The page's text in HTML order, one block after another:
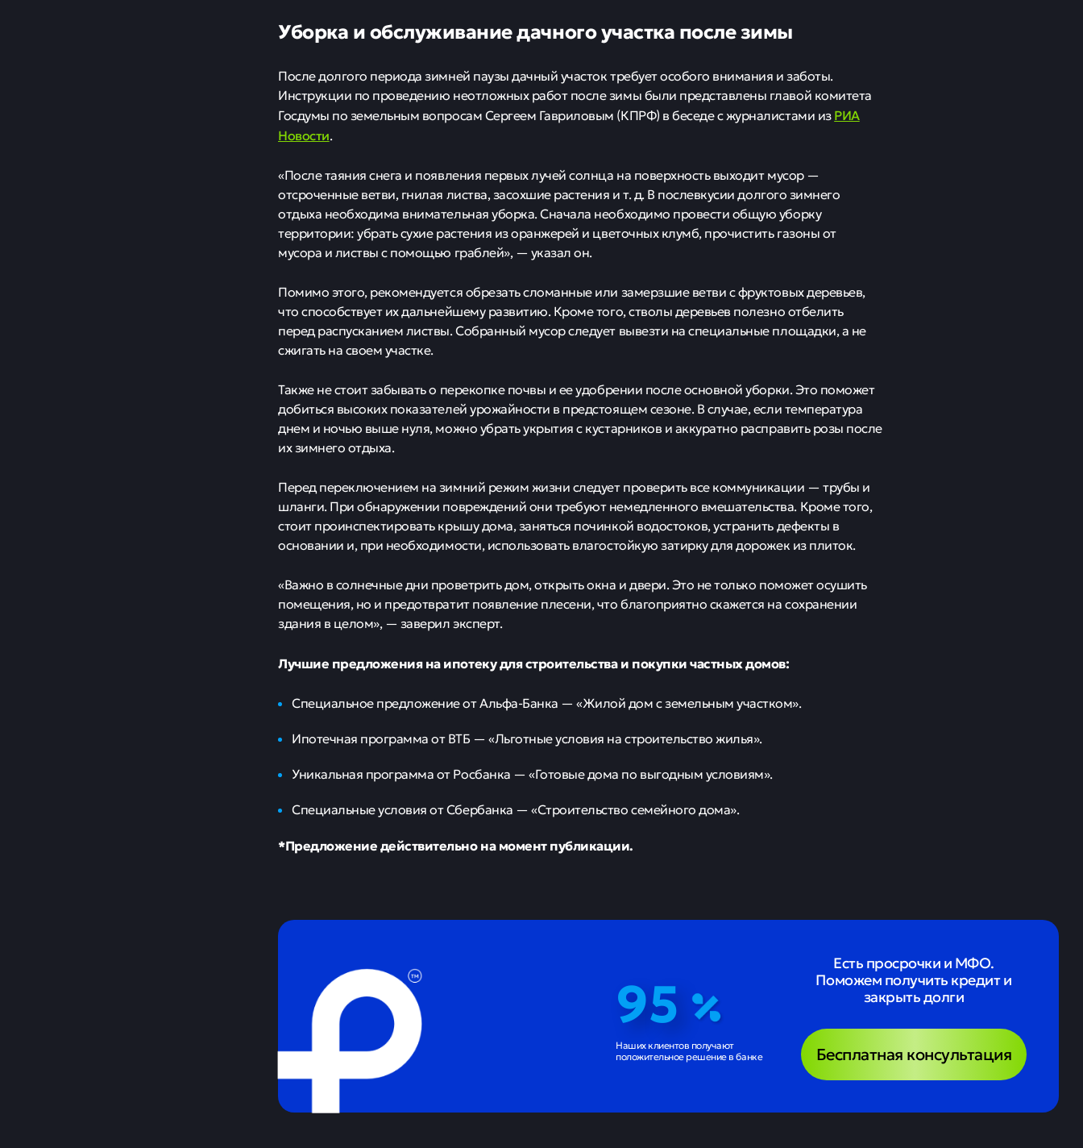
Уборка и обслуживание дачного участка после зимы
После долгого периода зимней паузы дачный участок требует особого внимания и заботы.
Инструкции по проведению неотложных работ после зимы были представлены главой комитета
Госдумы по земельным вопросам Сергеем Гавриловым (КПРФ) в беседе с журналистами изРИА
Новости.
«После таяния снега и появления первых лучей солнца на поверхность выходит мусор —
отсроченные ветви, гнилая листва, засохшие растения и т. д. В послевкусии долгого зимнего
отдыха необходима внимательная уборка. Сначала необходимо провести общую уборку
территории: убрать сухие растения из оранжерей и цветочных клумб, прочистить газоны от
мусора и листвы с помощью граблей», — указал он.
Помимо этого, рекомендуется обрезать сломанные или замерзшие ветви с фруктовых деревьев,
что способствует их дальнейшему развитию. Кроме того, стволы деревьев полезно отбелить
перед распусканием листвы. Собранный мусор следует вывезти на специальные площадки, а не
сжигать на своем участке.
Также не стоит забывать о перекопке почвы и ее удобрении после основной уборки. Это поможет
добиться высоких показателей урожайности в предстоящем сезоне. В случае, если температура
днем и ночью выше нуля, можно убрать укрытия с кустарников и аккуратно расправить розы после
их зимнего отдыха.
Перед переключением на зимний режим жизни следует проверить все коммуникации — трубы и
шланги. При обнаружении повреждений они требуют немедленного вмешательства. Кроме того,
стоит проинспектировать крышу дома, заняться починкой водостоков, устранить дефекты в
основании и, при необходимости, использовать влагостойкую затирку для дорожек из плиток.
«Важно в солнечные дни проветрить дом, открыть окна и двери. Это не только поможет осушить
помещения, но и предотвратит появление плесени, что благоприятно скажется на сохранении
здания в целом», — заверил эксперт.
Лучшие предложения на ипотеку для строительства и покупки частных домов:
Специальное предложение от Альфа-Банка — «Жилой дом с земельным участком».
Ипотечная программа от ВТБ — «Льготные условия на строительство жилья».
Уникальная программа от Росбанка — «Готовые дома по выгодным условиям».
Специальные условия от Сбербанка — «Строительство семейного дома».
*Предложение действительно на момент публикации.
95
Наших клиентов получают
положительное решение в банке
Есть просрочки и МФО.
Поможем получить кредит и
закрыть долги
Бесплатная консультация